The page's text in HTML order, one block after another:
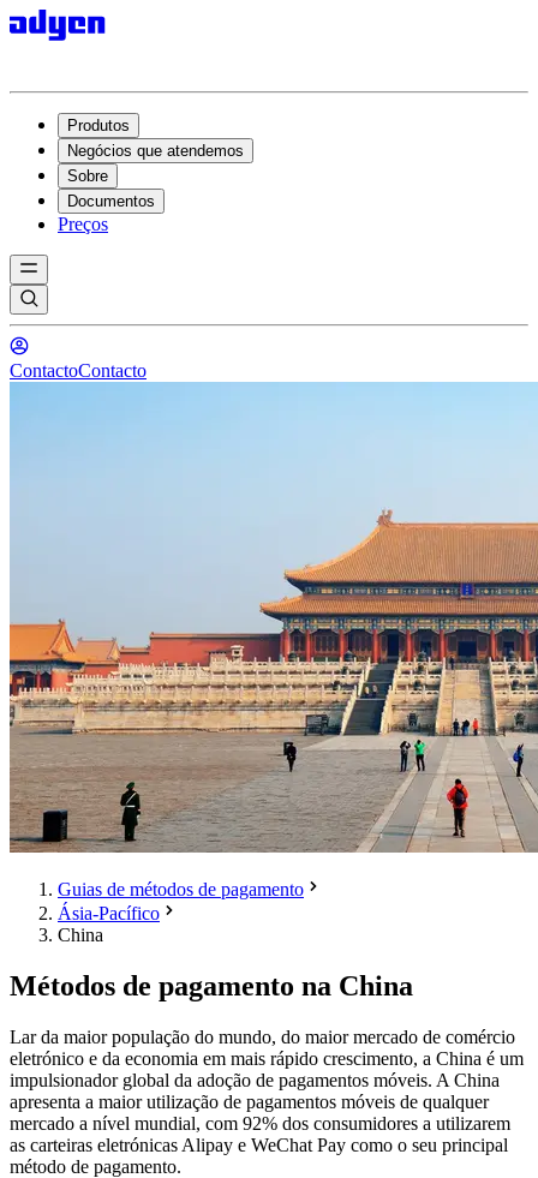
Produtos
Negócios que atendemos
Sobre
Documentos
Preços
ContactoContacto
Guias de métodos de pagamento
Ásia-Pacífico
China
Métodos de pagamento na China
Lar da maior população do mundo, do maior mercado de comércio
eletrónico e da economia em mais rápido crescimento, a China é um
impulsionador global da adoção de pagamentos móveis. A China
apresenta a maior utilização de pagamentos móveis de qualquer
mercado a nível mundial, com 92% dos consumidores a utilizarem
as carteiras eletrónicas Alipay e WeChat Pay como o seu principal
método de pagamento.